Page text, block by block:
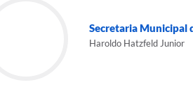
Secretaria Municipal
Haroldo Hatzfeld Junior